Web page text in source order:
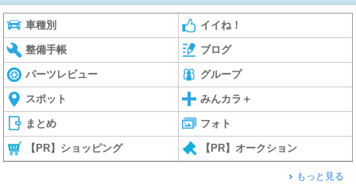
車種別 イイね！
整備手帳 ブログ
パーツレビュー グループ
スポット みんカラ＋
まとめ フォト
【PR】ショッピング 【PR】オークション
もっと見る